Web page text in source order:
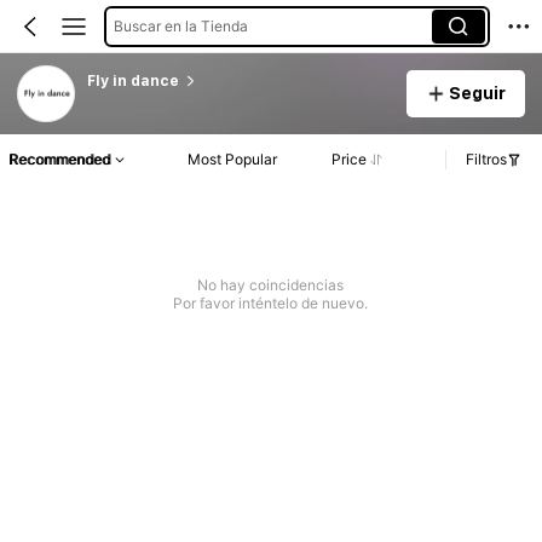
Buscar en la Tienda
Fly in dance
Seguir
Recommended Most Popular Price Filtros
No hay coincidencias
Por favor inténtelo de nuevo.